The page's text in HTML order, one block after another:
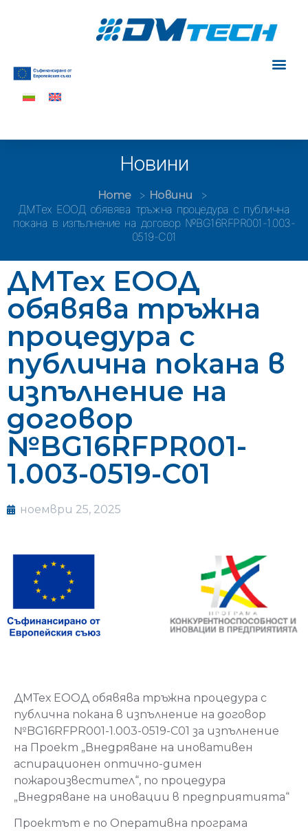
Новини
Home Новини
ДМТех ЕООД обявява тръжна процедура с публична
покана в изпълнение на договор №BG16RFPR001-1.003-
0519-C01
ДМТех ЕООД
обявява тръжна
процедура с
публична покана в
изпълнение на
договор
№BG16RFPR001-
1.003-0519-C01
ноември 25, 2025
ДМТех ЕООД обявява тръжна процедура с
публична покана в изпълнение на договор
№BG16RFPR001-1.003-0519-C01 за изпълнение
на Проект „Внедряване на иновативен
аспирационен оптично-димен
пожароизвестител“, по процедура
„Внедряване на иновации в предприятията“
Проектът е по Оперативна програма